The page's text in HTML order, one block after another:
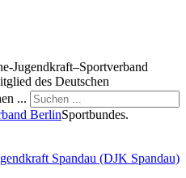
...
Jugendkraft–Sportverband
des Deutschen
Sportbundes.